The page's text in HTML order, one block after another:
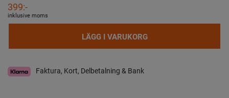
399:-
inklusive moms
LÄGG I VARUKORG
Faktura, Kort, Delbetalning & Bank